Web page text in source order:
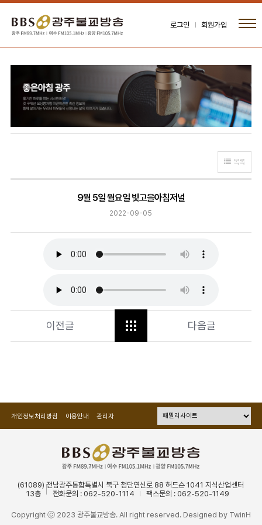
로그인 회원가입
목록
9월 5일 월요일 빛고을아침저널
2022-09-05
이전글 다음글
개인정보처리방침 이용안내 관리자
(61089) 전남광주통합특별시 북구 첨단연신로 88 허드슨 1041 지식산업센터
13층
전화문의 : 062-520-1114 팩스문의 : 062-520-1149
Copyright ⓒ 2023 광주불교방송. All right reserved. Designed by TwinH